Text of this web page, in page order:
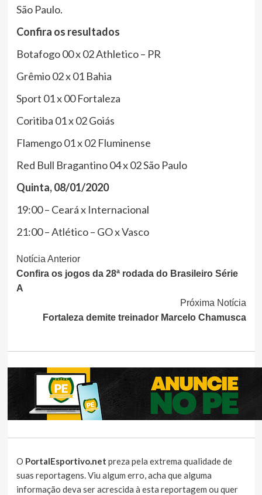
São Paulo.
Confira os resultados
Botafogo 00 x 02 Athletico – PR
Grêmio 02 x 01 Bahia
Sport 01 x 00 Fortaleza
Coritiba 01 x 02 Goiás
Flamengo 01 x 02 Fluminense
Red Bull Bragantino 04 x 02 São Paulo
Quinta, 08/01/2020
19:00 – Ceará x Internacional
21:00 – Atlético – GO x Vasco
Continue
Lendo
Notícia Anterior
Confira os jogos da 28ª rodada do Brasileiro Série
A
Próxima Notícia
Fortaleza demite treinador Marcelo Chamusca
O PortalEsportivo.net preza pela extrema qualidade de
suas reportagens. Viu algum erro, acha que alguma
informação deva ser acrescida à esta reportagem ou quer